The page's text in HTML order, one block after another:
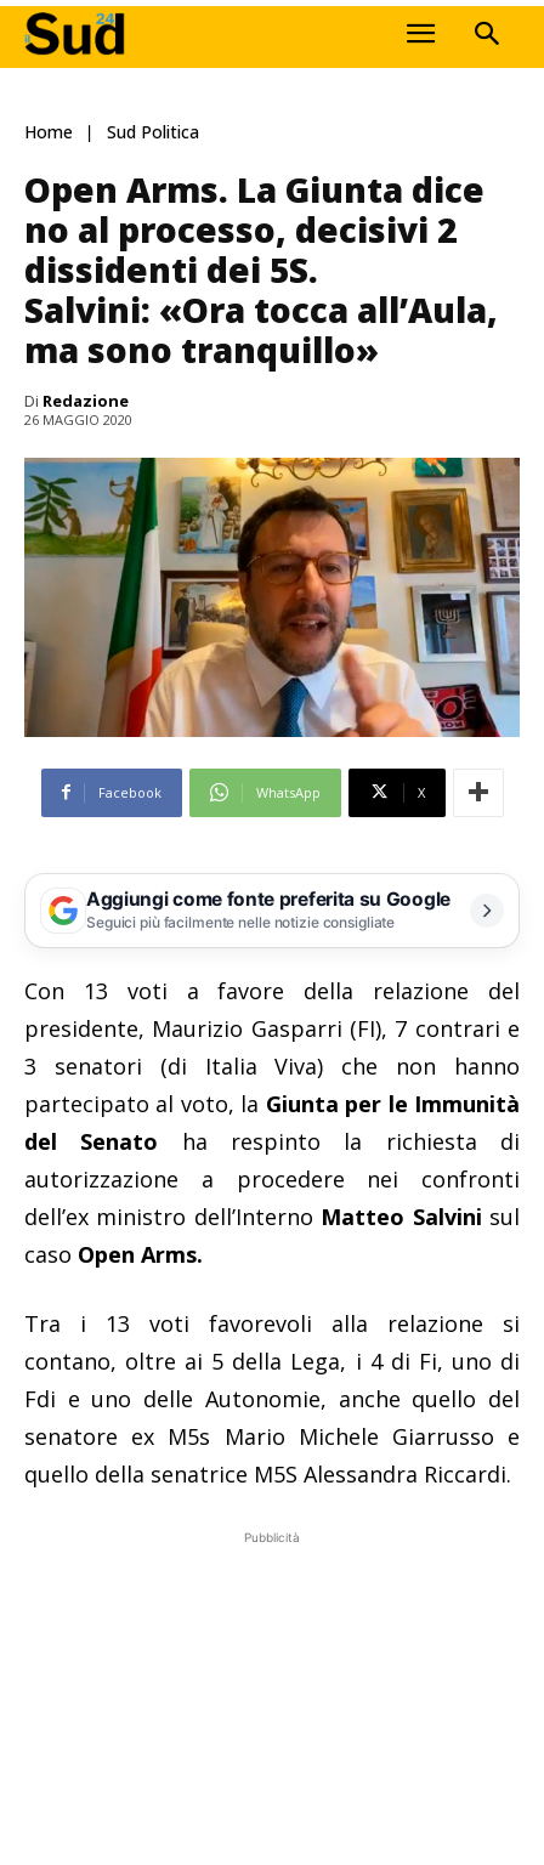
Home Sud Politica
Open Arms. La Giunta dice
no al processo, decisivi 2
dissidenti dei 5S.
Salvini: «Ora tocca all’Aula,
ma sono tranquillo»
Di Redazione
26 MAGGIO 2020
Facebook WhatsApp X
Aggiungi come fonte preferita su Google
Seguici più facilmente nelle notizie consigliate
Con 13 voti a favore della relazione del
presidente, Maurizio Gasparri (FI), 7 contrari e
3 senatori (di Italia Viva) che non hanno
partecipato al voto, la Giunta per le Immunità
del Senato ha respinto la richiesta di
autorizzazione a procedere nei confronti
dell’ex ministro dell’Interno Matteo Salvini sul
caso Open Arms.
Tra i 13 voti favorevoli alla relazione si
contano, oltre ai 5 della Lega, i 4 di Fi, uno di
Fdi e uno delle Autonomie, anche quello del
senatore ex M5s Mario Michele Giarrusso e
quello della senatrice M5S Alessandra Riccardi.
Pubblicità